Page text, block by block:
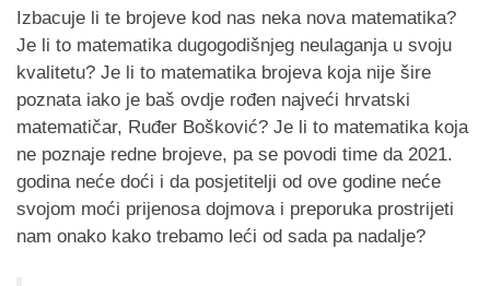
Izbacuje li te brojeve kod nas neka nova matematika?
Je li to matematika dugogodišnjeg neulaganja u svoju
kvalitetu? Je li to matematika brojeva koja nije šire
poznata iako je baš ovdje rođen najveći hrvatski
matematičar, Ruđer Bošković? Je li to matematika koja
ne poznaje redne brojeve, pa se povodi time da 2021.
godina neće doći i da posjetitelji od ove godine neće
svojom moći prijenosa dojmova i preporuka prostrijeti
nam onako kako trebamo leći od sada pa nadalje?